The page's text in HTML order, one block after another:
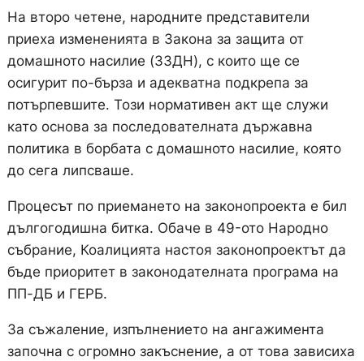
На второ четене, народните представители
приеха измененията в Закона за защита от
домашното насилие (ЗЗДН), с които ще се
осигурит по-бърза и адекватна подкрепа за
потърпевшите. Този нормативен акт ще служи
като основа за последователната държавна
политика в борбата с домашното насилие, която
до сега липсваше.
Процесът по приемането на законопроекта е бил
дългогодишна битка. Обаче в 49-ото Народно
събрание, Коалицията настоя законопроектът да
бъде приоритет в законодателната програма на
ПП-ДБ и ГЕРБ.
За съжаление, изпълнението на ангажимента
започна с огромно закъснение, а от това зависиха